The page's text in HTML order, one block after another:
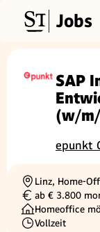
Jobs
SAP
(w/
epunkt
Ortschaft
Linz, Home-
Gehalt
ab € 3.800
Homeoffice
Beschäftigungsart
Vollzeit